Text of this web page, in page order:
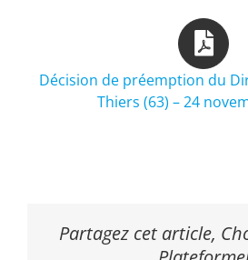
Décision de préemption du
Thiers (63) – 24
Partagez cet article,